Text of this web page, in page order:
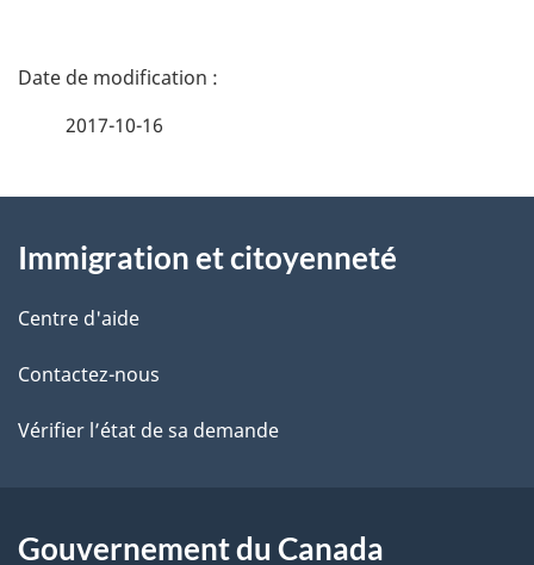
e
D
i
l
s
d
l
2017-10-16
propos
de
ce
site
Immigration et citoyenneté
Centre d'aide
Contactez-nous
Vérifier l’état de sa demande
Gouvernement du Canada